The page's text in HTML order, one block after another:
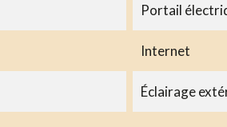
Portail
Internet
Éclairage